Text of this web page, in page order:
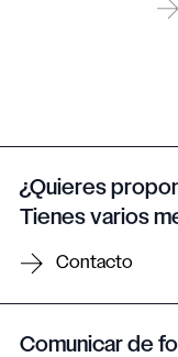
¿Quieres
Tienes varios
Contacto
Comunicar de